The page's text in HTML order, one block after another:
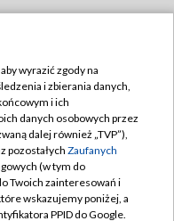
wyrazić zgody na
i zbierania danych,
i ich
danych osobowych przez
dalej również „TVP”),
pozostałych Zaufanych
(w tym do
Twoich zainteresowań i
wskazujemy poniżej, a
PPID do Google.